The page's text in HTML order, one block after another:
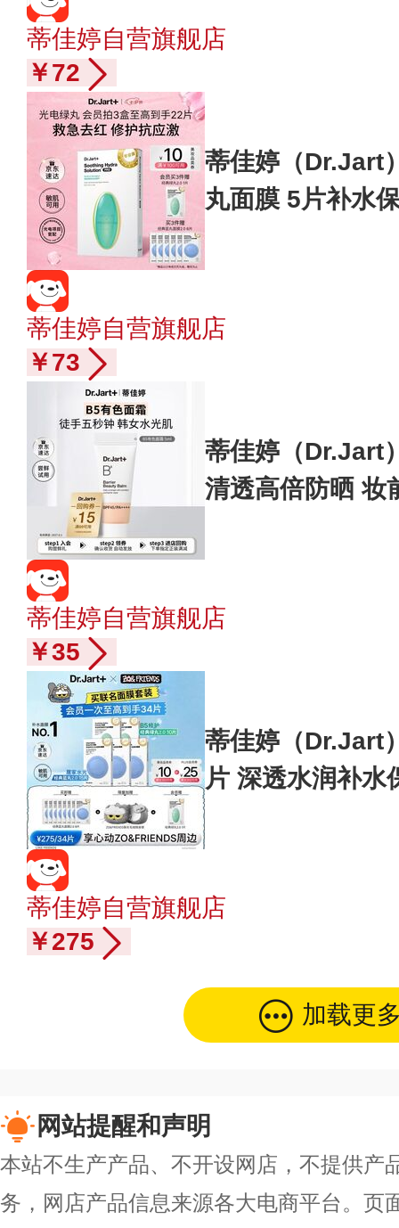
蒂佳婷自营旗舰店
￥72
蒂佳婷（Dr.Jart
丸面膜 5片补水
蒂佳婷自营旗舰店
￥73
蒂佳婷（Dr.Jart
清透高倍防晒 妆
蒂佳婷自营旗舰店
￥35
蒂佳婷（Dr.Jart
片 深透水润补水
蒂佳婷自营旗舰店
￥275
加载更
网站提醒和声明
本站不生产产品、不开设网店，不提供产
务，网店产品信息来源各大电商平台。页